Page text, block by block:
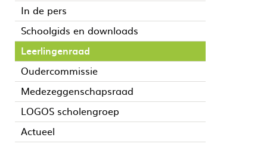
In de pers
Schoolgids en downloads
Leerlingenraad
Oudercommissie
Medezeggenschapsraad
LOGOS scholengroep
Actueel